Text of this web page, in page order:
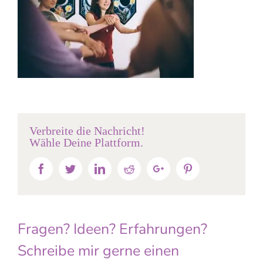
Verbreite die Nachricht!
Wähle Deine Plattform.
FacebookTwitterLinkedinRedditGoogle+
Fragen? Ideen? Erfahrungen?
Schreibe mir gerne einen